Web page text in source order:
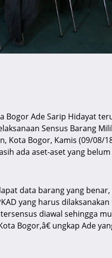
Bogor Ade Sarip Hidayat
Sensus Barang
Kota Bogor, Kamis (09/08/
ada aset-aset yang
data barang yang
yang harus
diawal sehingga
Bogor,â€ ungkap Ade